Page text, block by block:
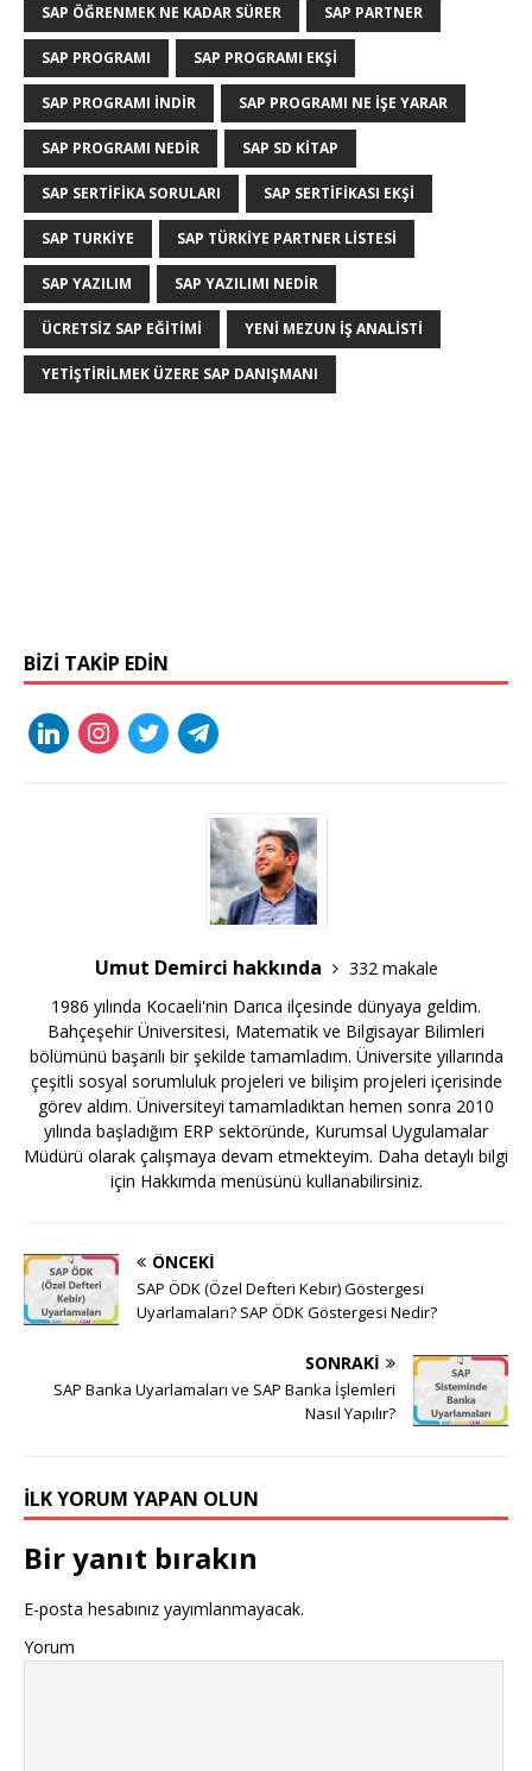
SAP ÖĞRENMEK NE KADAR SÜRER SAP PARTNER
SAP PROGRAMI SAP PROGRAMI EKŞI
SAP PROGRAMI INDIR SAP PROGRAMI NE IŞE YARAR
SAP PROGRAMI NEDIR SAP SD KITAP
SAP SERTIFIKA SORULARI SAP SERTIFIKASI EKŞI
SAP TURKIYE SAP TÜRKIYE PARTNER LISTESI
SAP YAZILIM SAP YAZILIMI NEDIR
ÜCRETSIZ SAP EĞITIMI YENI MEZUN IŞ ANALISTI
YETIŞTIRILMEK ÜZERE SAP DANIŞMANI
BIZI TAKIP EDIN
Umut Demirci hakkında
332 makale
1986 yılında Kocaeli'nin Darıca ilçesinde dünyaya geldim.
Bahçeşehir Üniversitesi, Matematik ve Bilgisayar Bilimleri
bölümünü başarılı bir şekilde tamamladım. Üniversite yıllarında
çeşitli sosyal sorumluluk projeleri ve bilişim projeleri içerisinde
görev aldım. Üniversiteyi tamamladıktan hemen sonra 2010
yılında başladığım ERP sektöründe, Kurumsal Uygulamalar
Müdürü olarak çalışmaya devam etmekteyim. Daha detaylı bilgi
için Hakkımda menüsünü kullanabilirsiniz.
ÖNCEKI
SAP ÖDK (Özel Defteri Kebir) Göstergesi
Uyarlamaları? SAP ÖDK Göstergesi Nedir?
SONRAKI
SAP Banka Uyarlamaları ve SAP Banka İşlemleri
Nasıl Yapılır?
İLK YORUM YAPAN OLUN
Bir yanıt bırakın
E-posta hesabınız yayımlanmayacak.
Yorum